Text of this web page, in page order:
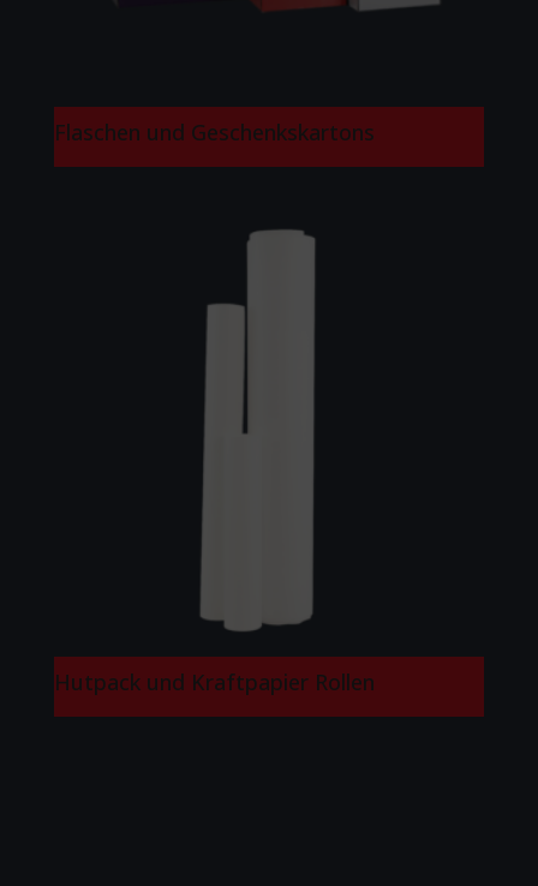
Flaschen und Geschenkskartons
Hutpack und Kraftpapier Rollen